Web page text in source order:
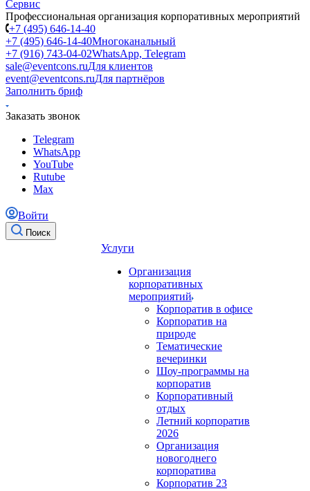
Профессиональная организация корпоративных мероприятий
+7 (495) 646-14-40
+7 (495) 646-14-40Многоканальный
+7 (916) 743-04-02WhatsApp, Telegram
sale@eventcons.ruДля клиентов
event@eventcons.ruДля партнёров
Заполнить бриф
Заказать звонок
Telegram
WhatsApp
YouTube
Rutube
Max
Войти
Поиск
Услуги
Организация
корпоративных
мероприятий
Корпоратив в офисе
Корпоратив на
природе
Тематические
вечеринки
Шоу-программы на
корпоратив
Корпоративный
отдых
Летний корпоратив
2026
Организация
новогоднего
корпоратива
Корпоратив 23